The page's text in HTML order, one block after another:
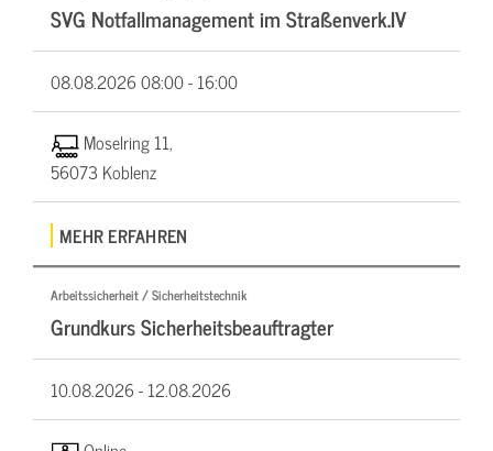
SVG Notfallmanagement im Straßenverk.IV
08.08.202608:00 - 16:00
Moselring 11,
56073 Koblenz
MEHR ERFAHREN
Arbeitssicherheit / Sicherheitstechnik
Grundkurs Sicherheitsbeauftragter
10.08.2026 -12.08.2026